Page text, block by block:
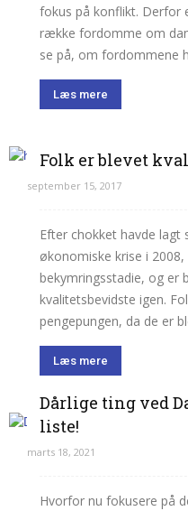
fokus på konflikt. Derfor
række fordomme om
se på, om fordommene
Læs mere
Folk er blevet
september 15, 2017
Efter chokket havde lagt
økonomiske krise i
bekymringsstadie, og er
kvalitetsbevidste igen.
pengepungen, da de er
Læs mere
Dårlige ting ved
liste!
marts 18, 2021
Hvorfor nu fokusere på